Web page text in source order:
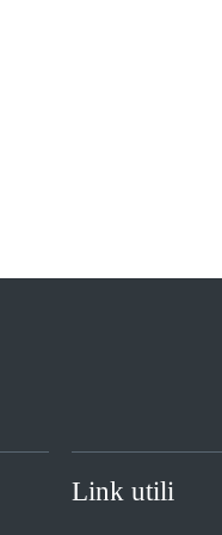
Link utili